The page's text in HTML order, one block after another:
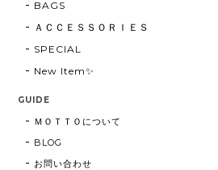
BAGS
ＡＣＣＥＳＳＯＲＩＥＳ
SPECIAL
New Item✨
GUIDE
ＭＯＴＴＯについて
BLOG
お問い合わせ